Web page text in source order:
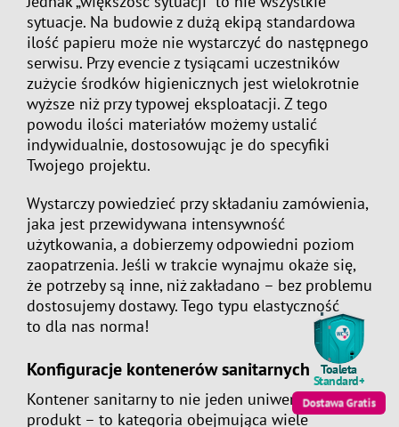
sytuacje. Na budowie z dużą ekipą standardowa
ilość papieru może nie wystarczyć do następnego
serwisu. Przy evencie z tysiącami uczestników
zużycie środków higienicznych jest wielokrotnie
wyższe niż przy typowej eksploatacji. Z tego
powodu ilości materiałów możemy ustalić
indywidualnie, dostosowując je do specyfiki
Twojego projektu.
Wystarczy powiedzieć przy składaniu zamówienia,
jaka jest przewidywana intensywność
użytkowania, a dobierzemy odpowiedni poziom
zaopatrzenia. Jeśli w trakcie wynajmu okaże się,
że potrzeby są inne, niż zakładano – bez problemu
dostosujemy dostawy. Tego typu elastyczność
to dla nas norma!
Konfiguracje kontenerów sanitarnych
Kontener sanitarny to nie jeden uniwersalny
produkt – to kategoria obejmująca wiele
Toaleta
Standard+
Dostawa Gratis